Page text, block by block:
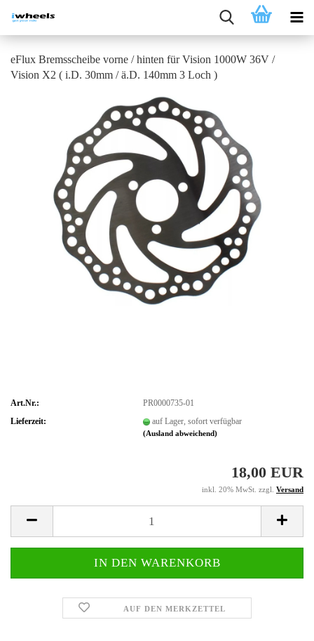
eFlux Bremsscheibe vorne / hinten für Vision 1000W 36V /
Vision X2 ( i.D. 30mm / ä.D. 140mm 3 Loch )
Art.Nr.:
PR0000735-01
Lieferzeit:
auf Lager, sofort verfügbar
(Ausland abweichend)
18,00 EUR
inkl. 20% MwSt. zzgl. Versand
AUF DEN MERKZETTEL